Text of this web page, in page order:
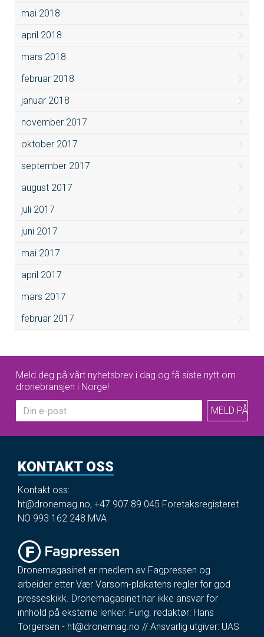
mai 2018
april 2018
mars 2018
februar 2018
januar 2018
november 2017
oktober 2017
september 2017
august 2017
juli 2017
juni 2017
mai 2017
april 2017
mars 2017
februar 2017
Meld deg på vårt nyhetsbrev i dag og få siste nytt om
dronebransjen i Norge!
KONTAKT OSS
Kontakt oss:
ht@dronemag.no, +47 907 89 045 Foretaksregisteret
NO 993 162 248 MVA
Dronemagasinet er medlem av Fagpressen og
arbeider etter Vær Varsom-plakatens regler for god
presseskikk. Dronemagasinet har ikke ansvar for
innhold på eksterne lenker. Fung. redaktør: Hans
Torgersen - ht@dronemag.no // Ansvarlig utgiver: UAS